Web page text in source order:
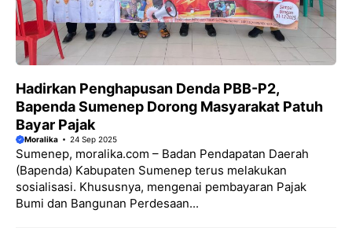
Hadirkan Penghapusan Denda PBB-P2,
Bapenda Sumenep Dorong Masyarakat Patuh
Bayar Pajak
Moralika 24 Sep 2025
Sumenep, moralika.com – Badan Pendapatan Daerah
(Bapenda) Kabupaten Sumenep terus melakukan
sosialisasi. Khususnya, mengenai pembayaran Pajak
Bumi dan Bangunan Perdesaan...